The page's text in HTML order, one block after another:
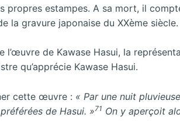
propres estampes. A sa mort, il
la gravure japonaise du XXème siècle.
de Kawase Hasui, la
qu’apprécie Kawase Hasui.
cette œuvre : « Par une nuit
de Hasui. »71 On y aperçoit